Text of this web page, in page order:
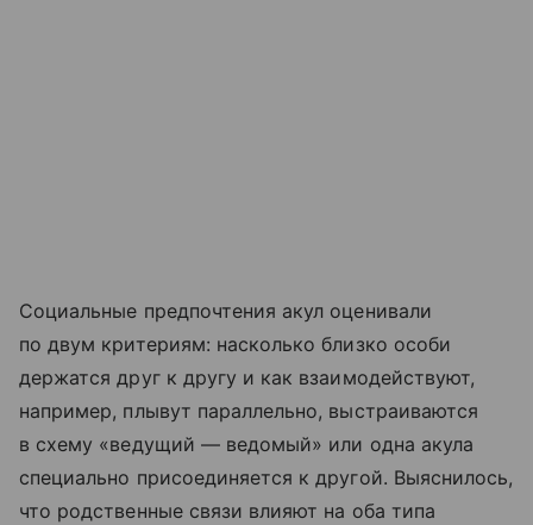
Социальные предпочтения акул оценивали
по двум критериям: насколько близко особи
держатся друг к другу и как взаимодействуют,
например, плывут параллельно, выстраиваются
в схему «ведущий — ведомый» или одна акула
специально присоединяется к другой. Выяснилось,
что родственные связи влияют на оба типа